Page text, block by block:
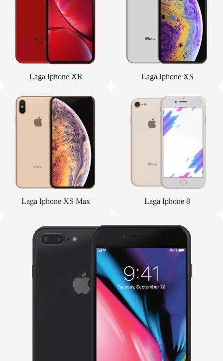
Laga Iphone XR Laga Iphone XS
Laga Iphone XS Max Laga Iphone 8